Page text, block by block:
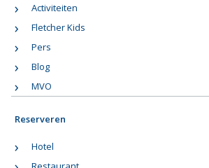
Activiteiten
Fletcher Kids
Pers
Blog
MVO
Reserveren
Hotel